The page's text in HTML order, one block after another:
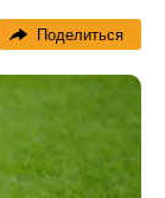
Поделиться